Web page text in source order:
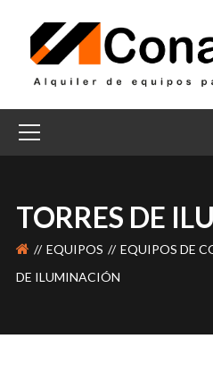
TORRES DE
EQUIPOS EQUIPOS DE
DE ILUMINACIÓN